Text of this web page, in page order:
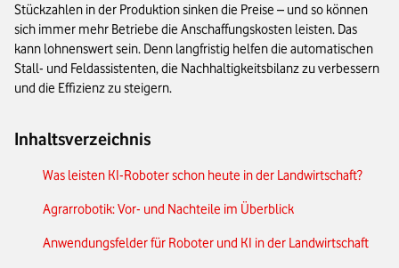
Stückzahlen in der Produktion sinken die Preise – und so können
sich immer mehr Betriebe die Anschaffungskosten leisten. Das
kann lohnenswert sein. Denn langfristig helfen die automatischen
Stall- und Feldassistenten, die Nachhaltigkeitsbilanz zu verbessern
und die Effizienz zu steigern.
Inhaltsverzeichnis
Was leisten KI-Roboter schon heute in der Landwirtschaft?
Agrarrobotik: Vor- und Nachteile im Überblick
Anwendungsfelder für Roboter und KI in der Landwirtschaft